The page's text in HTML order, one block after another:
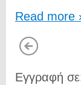
Read more
Εγγραφή